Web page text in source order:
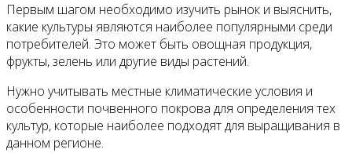
Первым шагом необходимо изучить рынок и выяснить,
какие культуры являются наиболее популярными среди
потребителей. Это может быть овощная продукция,
фрукты, зелень или другие виды растений.
Нужно учитывать местные климатические условия и
особенности почвенного покрова для определения тех
культур, которые наиболее подходят для выращивания в
данном регионе.